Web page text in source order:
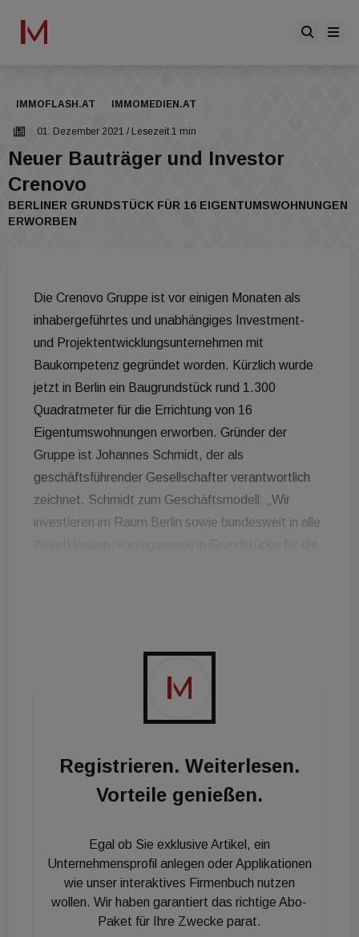
IMMOFLASH.AT IMMOMEDIEN.AT
01. Dezember 2021 / Lesezeit 1 min
Neuer Bauträger und Investor
Crenovo
BERLINER GRUNDSTÜCK FÜR 16 EIGENTUMSWOHNUNGEN
ERWORBEN
Die Crenovo Gruppe ist vor einigen Monaten als
inhabergeführtes und unabhängiges Investment-
und Projektentwicklungsunternehmen mit
Baukompetenz gegründet worden. Kürzlich wurde
jetzt in Berlin ein Baugrundstück rund 1.300
Quadratmeter für die Errichtung von 16
Eigentumswohnungen erworben. Gründer der
Gruppe ist Johannes Schmidt, der als
geschäftsführender Gesellschafter verantwortlich
zeichnet. Schmidt zum Geschäftsmodell: „Wir
investieren im Raum Berlin sowie bundesweit in alle
Ankaufsprofil liegt unabhängig von der Assetklasse
bei bis zu 6 Millionen Euro. So hat Crenovo bereits
Ende September ein rund 1.300 m² großes
Baugrundstück in der Top-Lage von Berlin-Pankow
Eigentumswohnungen geplant, und weitere
Grundstücke befinden sich in der
Aspekte der Immobilienwirtschaft miteinander
verzahnt und decken die verschiedenen
Geschäftsfelder vom eigenen Investment über die
reine Projektentwicklung - sowohl auf eigene
Rechnung als auch als professioneller Dienstleister
Registrieren. Weiterlesen.
Vorteile genießen.
Egal ob Sie exklusive Artikel, ein
Unternehmensprofil anlegen oder Applikationen
wie unser interaktives Firmenbuch nutzen
wollen. Wir haben garantiert das richtige Abo-
Paket für Ihre Zwecke parat.